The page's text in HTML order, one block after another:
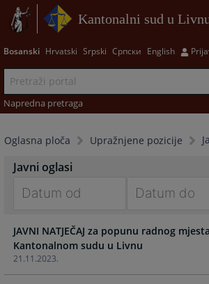
Kantonalni sud u
Bosanski Hrvatski Srpski Српски English
Napredna pretraga
Oglasna ploča Upražnjene pozicije
Javni oglasi
forward
to
interact
with
forward
to
with
21.11.2023.
JAVNI NATJEČAJ za popunu radnog
Kantonalnom sudu u Livnu